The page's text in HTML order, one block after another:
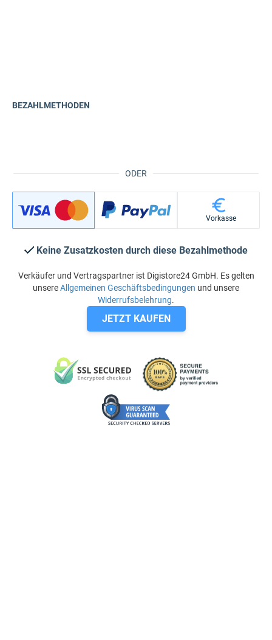
ODER
BEZAHLMETHODEN
Vorkasse
Keine Zusatzkosten durch diese Bezahlmethode
Verkäufer und Vertragspartner ist Digistore24 GmbH. Es gelten
unsereAllgemeinen Geschäftsbedingungen und unsere
Widerrufsbelehrung.
JETZT KAUFEN